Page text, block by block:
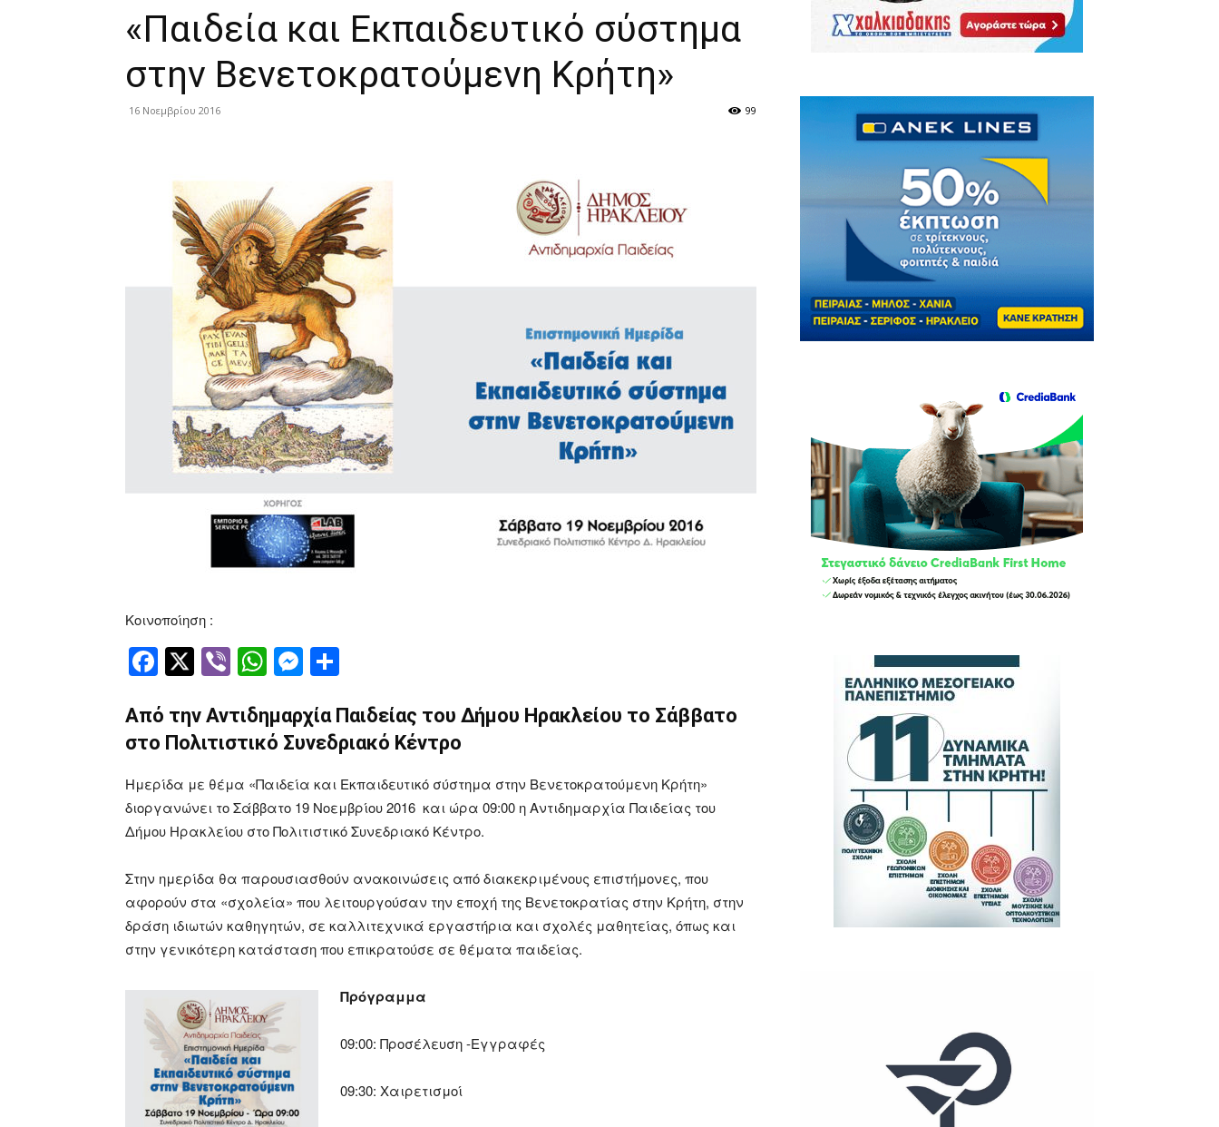
«Παιδεία και Εκπαιδευτικό σύστημα
στην Βενετοκρατούμενη Κρήτη»
16 Νοεμβρίου 2016 99
Κοινοποίηση :
Facebook
Twitter
ViberWhatsApp
Messenger
Από την Αντιδημαρχία Παιδείας του Δήμου Ηρακλείου το Σάββατο
στο Πολιτιστικό Συνεδριακό Κέντρο
Ημερίδα με θέμα «Παιδεία και Εκπαιδευτικό σύστημα στην Βενετοκρατούμενη Κρήτη»
διοργανώνει το Σάββατο 19 Νοεμβρίου 2016 και ώρα 09:00 η Αντιδημαρχία Παιδείας του
Δήμου Ηρακλείου στο Πολιτιστικό Συνεδριακό Κέντρο.
Στην ημερίδα θα παρουσιασθούν ανακοινώσεις από διακεκριμένους επιστήμονες, που
αφορούν στα «σχολεία» που λειτουργούσαν την εποχή της Βενετοκρατίας στην Κρήτη, στην
δράση ιδιωτών καθηγητών, σε καλλιτεχνικά εργαστήρια και σχολές μαθητείας, όπως και
στην γενικότερη κατάσταση που επικρατούσε σε θέματα παιδείας.
Πρόγραμμα
09:00: Προσέλευση -Εγγραφές
09:30: Χαιρετισμοί